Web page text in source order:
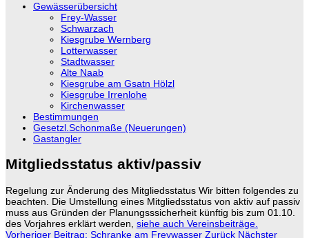
Gewässerübersicht
Frey-Wasser
Schwarzach
Kiesgrube Wernberg
Lotterwasser
Stadtwasser
Alte Naab
Kiesgrube am Gsatn Hölzl
Kiesgrube Irrenlohe
Kirchenwasser
Bestimmungen
Gesetzl.Schonmaße (Neuerungen)
Gastangler
Mitgliedsstatus aktiv/passiv
Regelung zur Änderung des Mitgliedsstatus Wir bitten folgendes zu
beachten. Die Umstellung eines Mitgliedsstatus von aktiv auf passiv
muss aus Gründen der Planungsssicherheit künftig bis zum 01.10.
des Vorjahres erklärt werden, siehe auch Vereinsbeiträge.
Vorheriger Beitrag: Schranke am Freywasser Zurück Nächster